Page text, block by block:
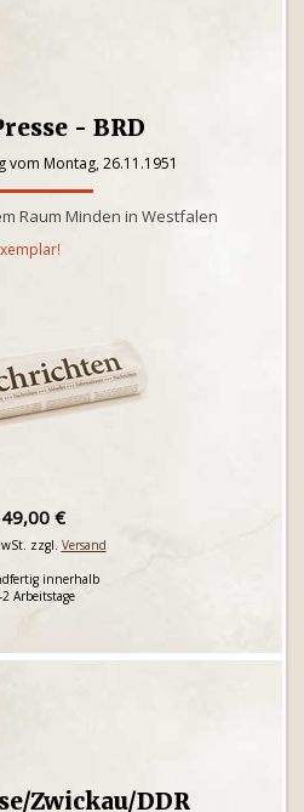
- BRD
vom Montag, 26.11.1951
Raum Minden in Westfalen
49,00 €
zzgl. Versand
innerhalb
2 Arbeitstage
Zwickau/DDR